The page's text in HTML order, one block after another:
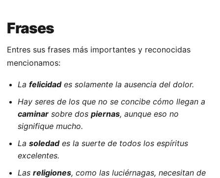
Frases
Entres sus frases más importantes y reconocidas
mencionamos:
La felicidades solamente la ausencia del dolor.
Hay seres de los que no se concibe cómo llegan a
caminar sobre dos piernas, aunque eso no
signifique mucho.
La soledades la suerte de todos los espíritus
excelentes.
Las religiones, como las luciérnagas, necesitan de